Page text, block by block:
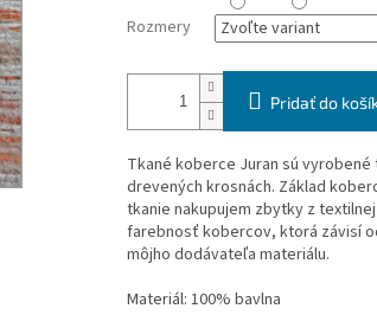
Rozmery
Pridať do
Tkané koberce Juran sú
drevených krosnách. Základ
tkanie nakupujem zbytky z
farebnosť kobercov, ktorá závisí
môjho dodávateľa materiálu.
Materiál: 100% bavlna